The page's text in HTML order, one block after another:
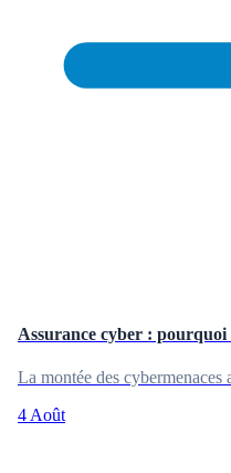
Assurance cyber :
La montée des
4 Août